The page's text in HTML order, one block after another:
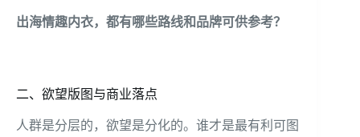
出海情趣内衣，都有哪些路线和品牌可供参考？
二、欲望版图与商业落点
人群是分层的，欲望是分化的。谁才是最有利可图